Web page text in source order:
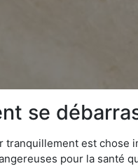
se
tranquillement est chose
pour la santé